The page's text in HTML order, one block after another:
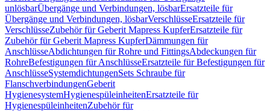
unlösbarÜbergänge und Verbindungen, lösbarErsatzteile für
Übergänge und Verbindungen, lösbarVerschlüsseErsatzteile für
VerschlüsseZubehör für Geberit Mapress KupferErsatzteile für
Zubehör für Geberit Mapress KupferDämmungen für
AnschlüsseAbdichtungen für Rohre und FittingsAbdeckungen für
RohreBefestigungen für AnschlüsseErsatzteile für Befestigungen für
AnschlüsseSystemdichtungenSets Schraube für
FlanschverbindungenGeberit
HygienesystemHygienespüleinheitenErsatzteile für
HygienespüleinheitenZubehör für